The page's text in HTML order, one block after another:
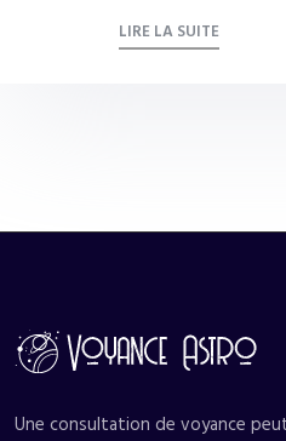
LIRE LA SUITE
Une consultation de voyance